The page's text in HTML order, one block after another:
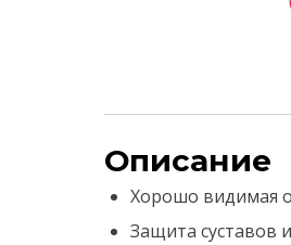
Описание
Хорошо видимая
Защита суставов